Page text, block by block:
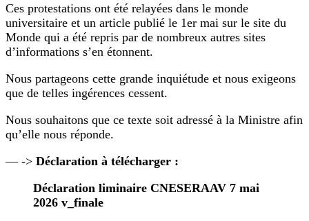
Ces protestations ont été relayées dans le monde
universitaire et un article publié le 1er mai sur le site du
Monde qui a été repris par de nombreux autres sites
d’informations s’en étonnent.
Nous partageons cette grande inquiétude et nous exigeons
que de telles ingérences cessent.
Nous souhaitons que ce texte soit adressé à la Ministre afin
qu’elle nous réponde.
— -> Déclaration à télécharger :
Déclaration liminaire CNESERAAV 7 mai
2026 v_finale